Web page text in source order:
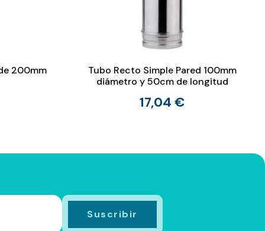
200mm
Tubo Recto Simple Pared 100mm
diámetro y 50cm de longitud
17,04 €